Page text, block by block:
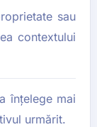
sau
contextului
înțelege mai
urmărit.